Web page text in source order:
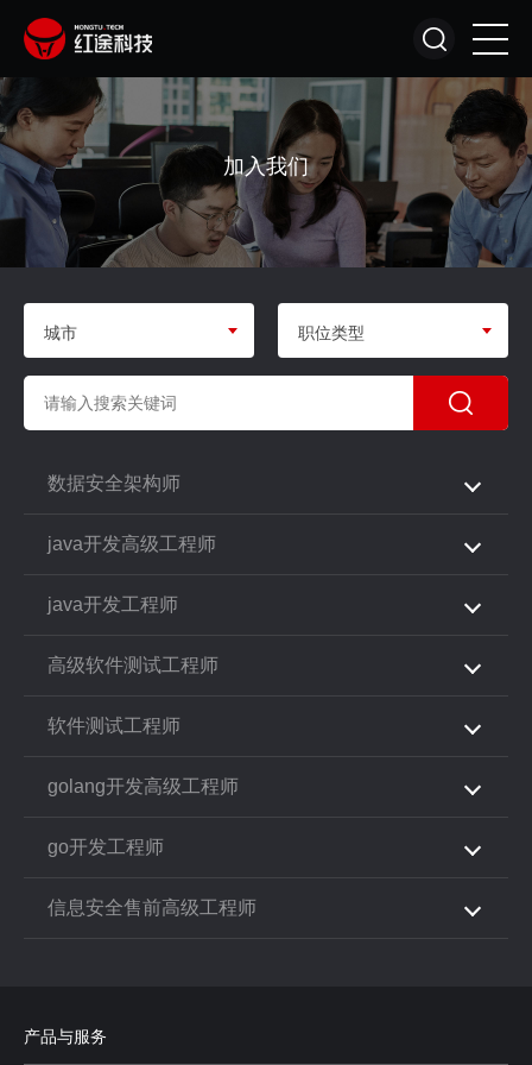
加入我们
城市 职位类型
数据安全架构师
java开发高级工程师
java开发工程师
高级软件测试工程师
软件测试工程师
golang开发高级工程师
go开发工程师
信息安全售前高级工程师
产品与服务